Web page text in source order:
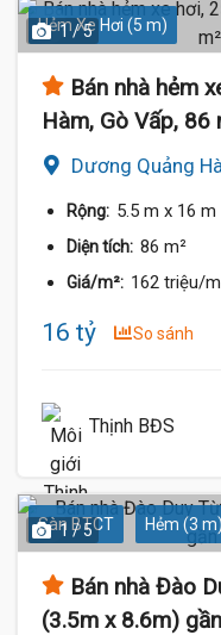
Hẻm Xe Hơi (5 m)
1 / 5
Bán nhà hẻm
Hàm, Gò Vấp, 86
Dương Quảng
Rộng: 5.5 m x 16 m
Diện tích: 86 m²
Giá/m²: 162 triệu/
16 tỷ So sánh
Thịnh BĐS
Sàn BTCT Hẻm (3 m)
1 / 5
Bán nhà Đào
(3.5m x 8.6m)